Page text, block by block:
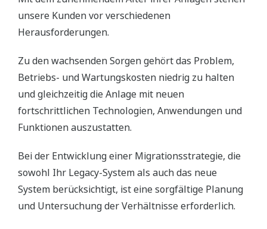
unsere Kunden vor verschiedenen
Herausforderungen.
Zu den wachsenden Sorgen gehört das Problem,
Betriebs- und Wartungskosten niedrig zu halten
und gleichzeitig die Anlage mit neuen
fortschrittlichen Technologien, Anwendungen und
Funktionen auszustatten.
Bei der Entwicklung einer Migrationsstrategie, die
sowohl Ihr Legacy-System als auch das neue
System berücksichtigt, ist eine sorgfältige Planung
und Untersuchung der Verhältnisse erforderlich.